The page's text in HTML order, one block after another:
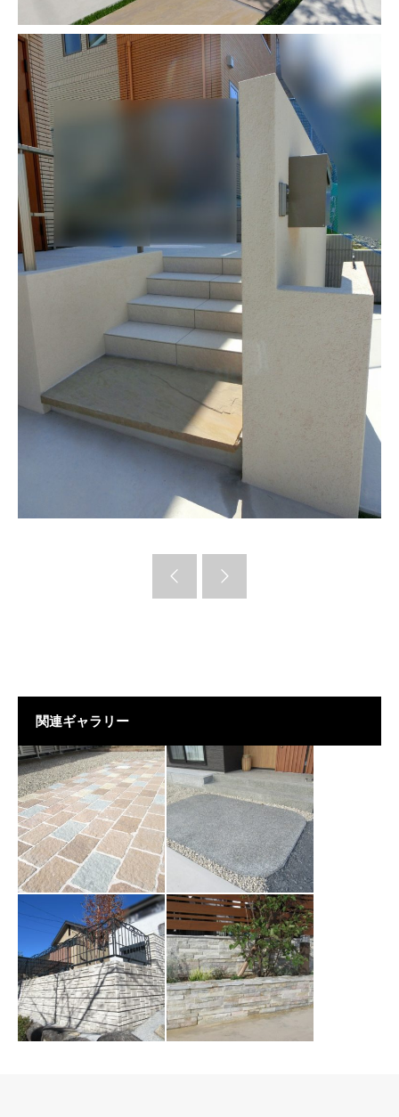
関連ギャラリー
【CASE134】可児
市S様
【CASE132】可児
市T様